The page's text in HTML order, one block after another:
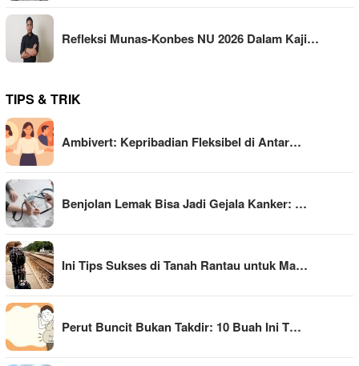
Refleksi Munas-Konbes NU 2026 Dalam Kaji…
TIPS & TRIK
Ambivert: Kepribadian Fleksibel di Antar…
Benjolan Lemak Bisa Jadi Gejala Kanker: …
Ini Tips Sukses di Tanah Rantau untuk Ma…
Perut Buncit Bukan Takdir: 10 Buah Ini T…